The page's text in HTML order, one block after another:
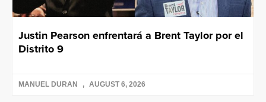
Justin Pearson enfrentará a Brent Taylor por el
Distrito 9
MANUEL DURAN AUGUST 6, 2026